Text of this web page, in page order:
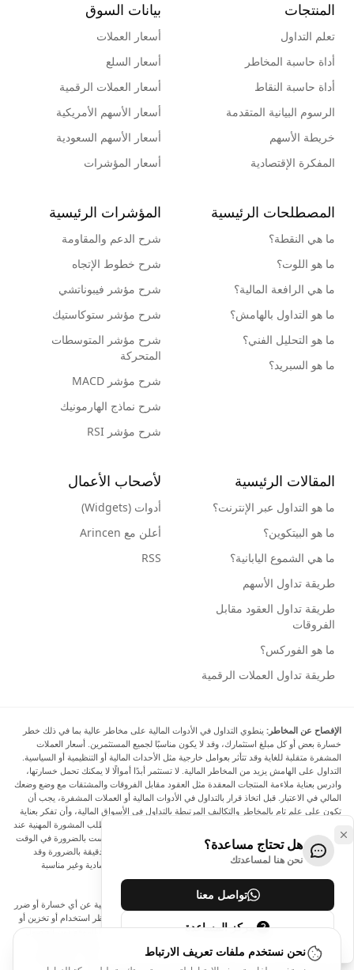
المنتجات
تعلم التداول
أداة حاسبة المخاطر
أداة حاسبة النقاط
الرسوم البيانية المتقدمة
خريطة الأسهم
المفكرة الإقتصادية
بيانات السوق
أسعار العملات
أسعار السلع
أسعار العملات الرقمية
أسعار الأسهم الأمريكية
أسعار الأسهم السعودية
أسعار المؤشرات
المصطلحات الرئيسية
ما هي النقطة؟
ما هو اللوت؟
ما هي الرافعة المالية؟
ما هو التداول بالهامش؟
ما هو التحليل الفني؟
ما هو السبريد؟
المؤشرات الرئيسية
شرح الدعم والمقاومة
شرح خطوط الإتجاه
شرح مؤشر فيبوناتشي
شرح مؤشر ستوكاستيك
شرح مؤشر المتوسطات
المتحركة
شرح مؤشر MACD
شرح نماذج الهارمونيك
شرح مؤشر RSI
المقالات الرئيسية
ما هو التداول عبر الإنترنت؟
ما هو البيتكوين؟
ما هي الشموع اليابانية؟
طريقة تداول الأسهم
طريقة تداول العقود مقابل
الفروقات
ما هو الفوركس؟
طريقة تداول العملات الرقمية
لأصحاب الأعمال
أدوات (Widgets)
أعلن مع Arincen
RSS
الإفصاح عن المخاطر: ينطوي التداول في الأدوات المالية على مخاطر عالية بما في ذلك خطر
خسارة بعض أو كل مبلغ استثمارك، وقد لا يكون مناسبًا لجميع المستثمرين. أسعار العملات
المشفرة متقلبة للغاية وقد تتأثر بعوامل خارجية مثل الأحداث المالية أو التنظيمية أو السياسية.
التداول على الهامش يزيد من المخاطر المالية. لا تستثمر أبدًا أموالًا لا يمكنك تحمل خسارتها،
وادرس بعناية ملاءمة المنتجات المعقدة مثل العقود مقابل الفروقات والمشتقات مع وضع وضعك
المالي في الاعتبار. قبل اتخاذ قرار بالتداول في الأدوات المالية أو العملات المشفرة، يجب أن
تكون على علم تام بالمخاطر والتكاليف المرتبطة بالتداول في الأسواق المالية، وأن تفكر بعناية
في أهدافك الاستثمارية ومستوى خبرتك ورغبتك في المخاطرة، وأن تطلب المشورة المهنية عند
الحاجة. تود Arincen أن تذكرك بأن البيانات الواردة في هذا الموقع ليست بالضرورة في الوقت
الفعلي وليست دقيقة. البيانات والأسعار الموجودة على الموقع ليست دقيقة بالضرورة وقد
تختلف عن السعر الفعلي في أي سوق معينة، مما يعني أن الأسعار إرشادية وغير مناسبة
لأغراض التداول.
لن يتحمل Arincen وأي مزود للبيانات الواردة في هذا الموقع المسؤولية عن أي خسارة أو ضرر
نتيجة لتداولك، أو اعتمادك على المعلومات الواردة في هذا الموقع. يحظر استخدام أو تخزين أو
إعادة إنتاج أو عرض أو تعديل أو نقل أو توزيع البيانات الموجودة في هذا الموقع دون الحصول
على إذن كتابي صريح مسبق من Arincen و/أو مزود البيانات. جميع حقوق الملكية الفكرية
محفوظة من قبل مقدمي الخدمة و/أو البورصة التي تقدم البيانات الواردة في هذا الموقع. قد
هل تحتاج مساعدة؟
نحن هنا لمساعدتك
تواصل معنا
مركز المساعدة
نحن نستخدم ملفات تعريف الارتباط